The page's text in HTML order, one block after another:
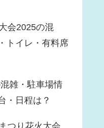
会2025の混
トイレ・有料席
雑・駐車場情
・日程は？
つり花火大会